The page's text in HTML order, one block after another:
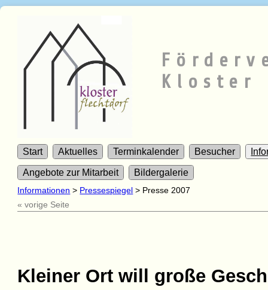
Kloster
Start Aktuelles Terminkalender Besucher
Angebote zur Mitarbeit Bildergalerie
Informationen > Pressespiegel > Presse 2007
« vorige Seite
Kleiner Ort will große